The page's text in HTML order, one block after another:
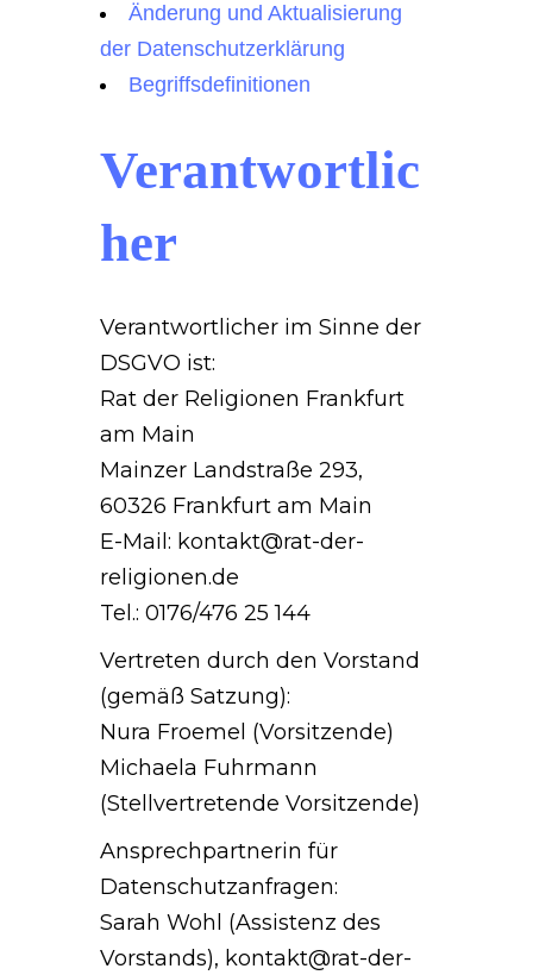
Änderung und Aktualisierung
der Datenschutzerklärung
Begriffsdefinitionen
Verantwortlic
her
Verantwortlicher im Sinne der
DSGVO ist:
Rat der Religionen Frankfurt
am Main
Mainzer Landstraße 293,
60326 Frankfurt am Main
E-Mail: kontakt@rat-der-
religionen.de
Tel.: 0176/476 25 144
Vertreten durch den Vorstand
(gemäß Satzung):
Nura Froemel (Vorsitzende)
Michaela Fuhrmann
(Stellvertretende Vorsitzende)
Ansprechpartnerin für
Datenschutzanfragen:
Sarah Wohl (Assistenz des
Vorstands), kontakt@rat-der-